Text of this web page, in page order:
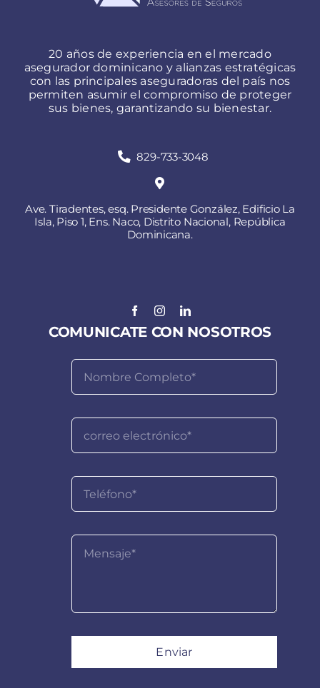
20 años de experiencia en el mercado
asegurador dominicano y alianzas estratégicas
con las principales aseguradoras del país nos
permiten asumir el compromiso de proteger
sus bienes, garantizando su bienestar.
829-733-3048
Ave. Tiradentes, esq. Presidente González, Edificio La
Isla, Piso 1, Ens. Naco, Distrito Nacional, República
Dominicana.
COMUNICATE CON NOSOTROS
Enviar